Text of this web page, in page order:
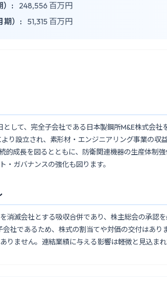
）:
248,556 百万円
期）:
51,315 百万円
して、完全子会社である日本製鋼所M&E株式会社
り設立され、素形材・エンジニアリング事業の収
的成長を図るとともに、防衛関連機器の生産体制
・ガバナンスの強化も図ります。
消滅会社とする吸収合併であり、株主総会の承認
社であるため、株式の割当てや対価の交付はあり
りません。連結業績に与える影響は軽微と見込まれ